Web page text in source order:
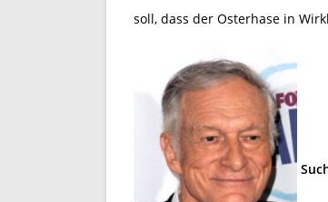
soll, dass der Osterhase in